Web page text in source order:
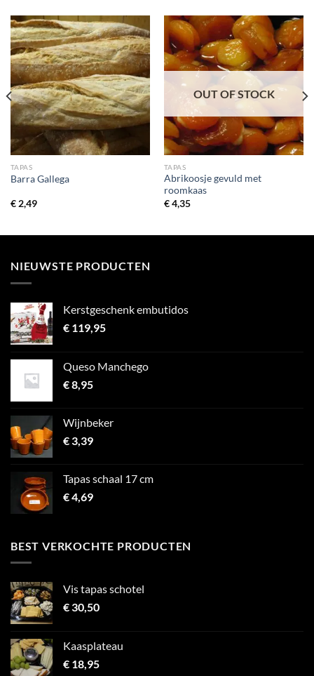
TAPAS
Barra Gallega
€2,49
OUT OF STOCK
TAPAS
Abrikoosje gevuld met
roomkaas
€4,35
NIEUWSTE PRODUCTEN
Kerstgeschenk embutidos
€ 119,95
Queso Manchego
€8,95
Wijnbeker
€3,39
Tapas schaal 17 cm
€4,69
BEST VERKOCHTE PRODUCTEN
Vis tapas schotel
€30,50
Kaasplateau
€ 18,95